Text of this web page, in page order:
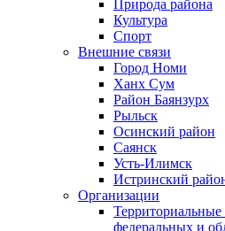
Природа района
Культура
Спорт
Внешние связи
Город Номи
Ханх Сум
Район Баянзурх
Рыльск
Осинский район
Саянск
Усть-Илимск
Истринский
Организации
Территориальные
федеральных и